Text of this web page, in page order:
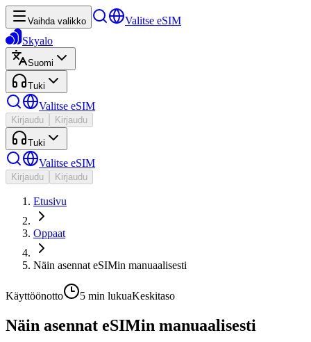
Vaihda valikko
Valitse eSIM
Skyalo
Suomi
Tuki
Valitse eSIM
Kirjaudu Kirjaudu
Tuki
Valitse eSIM
Kirjaudu Kirjaudu
Etusivu
Oppaat
Näin asennat eSIMin manuaalisesti
Käyttöönotto 5 min lukuaKeskitaso
Näin asennat eSIMin manuaalisesti